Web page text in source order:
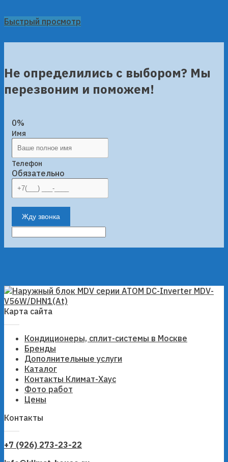
Быстрый просмотр
Не определились с выбором? Мы
перезвоним и поможем!
0%
Имя
Телефон
Обязательно
Жду звонка
Карта сайта
Кондиционеры, сплит-системы в Москве
Бренды
Дополнительные услуги
Каталог
Контакты Климат-Хаус
Фото работ
Цены
Контакты
+7 (926) 273-23-22